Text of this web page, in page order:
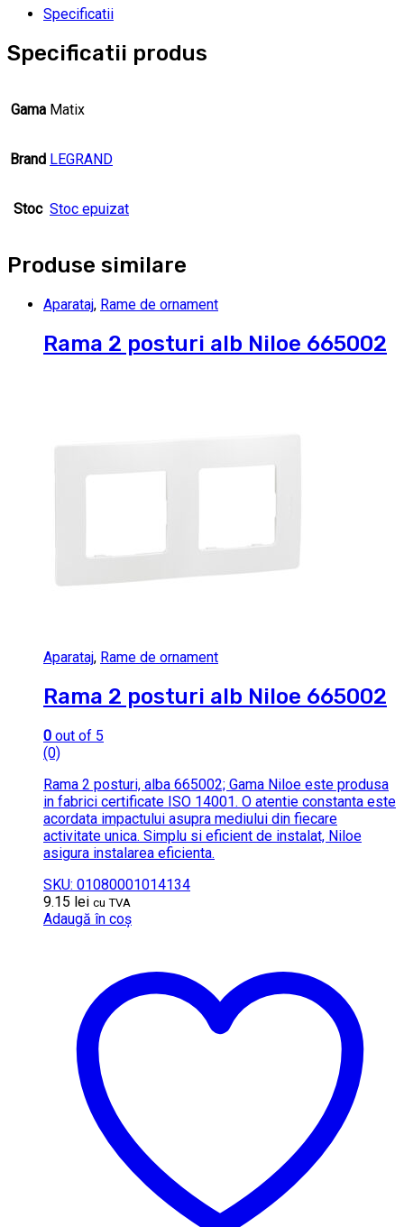
Specificatii
Specificatii produs
Gama Matix
Brand LEGRAND
Stoc Stoc epuizat
Produse similare
Aparataj, Rame de ornament
Rama 2 posturi alb Niloe 665002
Aparataj, Rame de ornament
Rama 2 posturi alb Niloe 665002
0 out of 5
(0)
Rama 2 posturi, alba 665002; Gama Niloe este produsa
in fabrici certificate ISO 14001. O atentie constanta este
acordata impactului asupra mediului din fiecare
activitate unica. Simplu si eficient de instalat, Niloe
asigura instalarea eficienta.
SKU: 01080001014134
9.15 lei cu TVA
Adaugă în coș